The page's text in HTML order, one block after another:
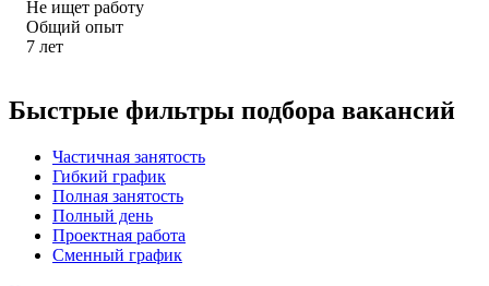
Не ищет работу
Общий опыт
7 лет
Быстрые фильтры подбора вакансий
Частичная занятость
Гибкий график
Полная занятость
Полный день
Проектная работа
Сменный график